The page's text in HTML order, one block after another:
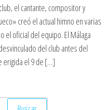
el cantante, compositor y
creó el actual himno en varias
el oficial del equipo. El Málaga
del club antes del
erigida el 9 de […]